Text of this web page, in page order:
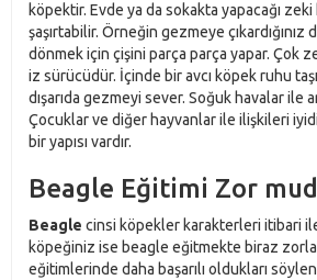
köpektir. Evde ya da sokakta yapacağı
şaşırtabilir. Örneğin gezmeye çıkardığınız
dönmek için çişini parça parça yapar. Çok
iz sürücüdür. İçinde bir avcı köpek ruhu
dışarıda gezmeyi sever. Soğuk havalar ile
Çocuklar ve diğer hayvanlar ile ilişkileri
bir yapısı vardır.
Beagle Eğitimi Zor
Beagle cinsi köpekler karakterleri itibari ile
köpeğiniz ise beagle eğitmekte biraz
eğitimlerinde daha başarılı oldukları